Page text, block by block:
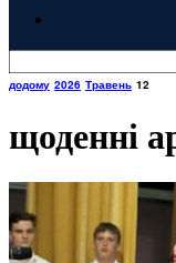
додому 2026 Травень 12
щоденні